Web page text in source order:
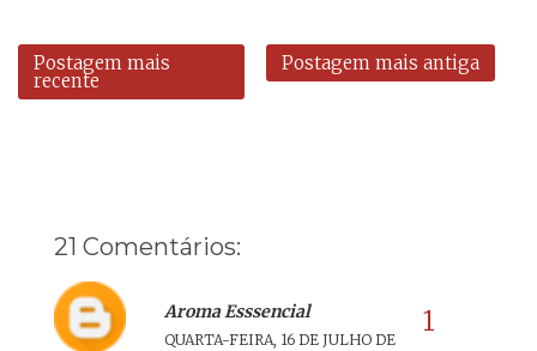
Postagem mais
recente
Postagem mais antiga
21 Comentários:
Aroma Esssencial
QUARTA-FEIRA, 16 DE JULHO DE